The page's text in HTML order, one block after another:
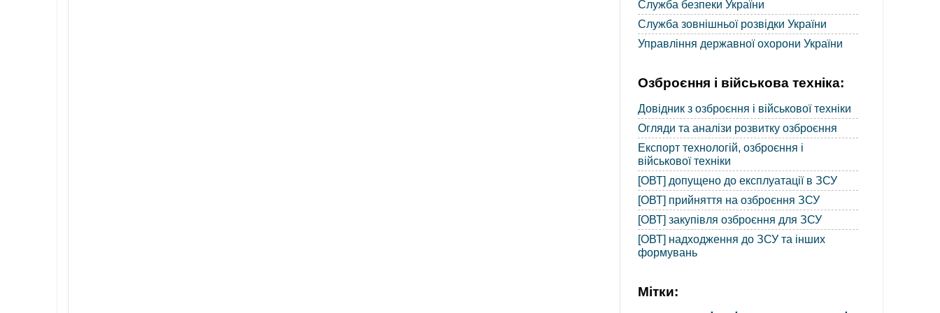
Служба безпеки України
Служба зовнішньої розвідки України
Управління державної охорони України
Озброєння і військова техніка:
Довідник з озброєння і військової техніки
Огляди та аналізи розвитку озброєння
Експорт технологій, озброєння і
військової техніки
[ОВТ] допущено до експлуатації в ЗСУ
[ОВТ] прийняття на озброєння ЗСУ
[ОВТ] закупівля озброєння для ЗСУ
[ОВТ] надходження до ЗСУ та інших
формувань
Мітки: